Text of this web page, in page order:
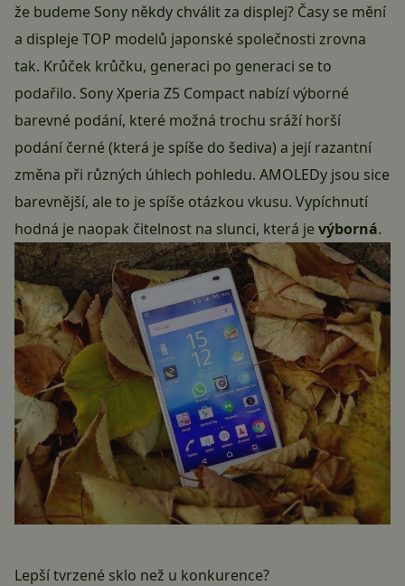
že budeme Sony někdy chválit za displej? Časy se mění
a displeje TOP modelů japonské společnosti zrovna
tak. Krůček krůčku, generaci po generaci se to
podařilo. Sony Xperia Z5 Compact nabízí výborné
barevné podání, které možná trochu sráží horší
podání černé (která je spíše do šediva) a její razantní
změna při různých úhlech pohledu. AMOLEDy jsou sice
barevnější, ale to je spíše otázkou vkusu. Vypíchnutí
hodná je naopak čitelnost na slunci, která jevýborná.
Lepší tvrzené sklo než u konkurence?